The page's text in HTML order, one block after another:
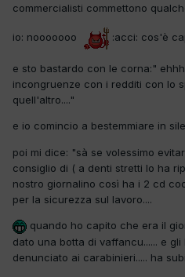
commercialisti commettono
io: nooooooo :acci: cos'è
e sto bastardo con le corna:"
incongruenze con i redditi con lo
quell'altro...."
e io comincio a bestemmiare in
poi mi dice: "sà se volessimo
consiglio di ( a denti stretti lo ha
nostro giornalino così ha i 2 cd
per la sicurezza sul lavoro....
quando ho capito che era il
dato una botta di vaffancu...... e
denunciato ai carabinieri..... ha